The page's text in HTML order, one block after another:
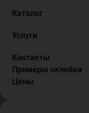
Каталог
Услуги
Контакты
Примеры оклейки
Цены